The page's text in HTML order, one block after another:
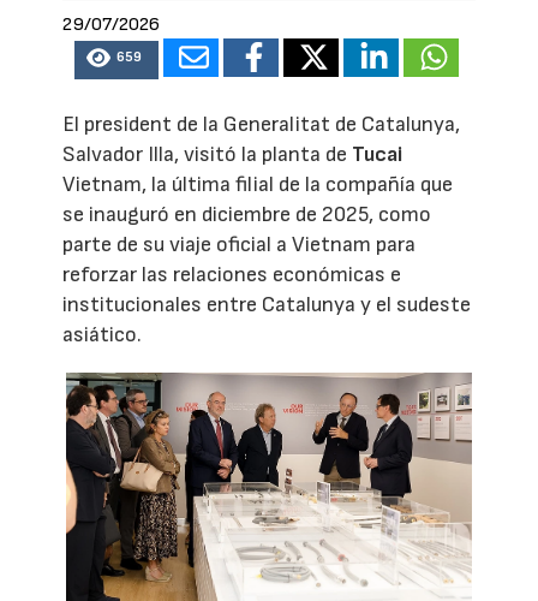
29/07/2026
659
El president de la Generalitat de Catalunya,
Salvador Illa, visitó la planta de Tucai
Vietnam, la última filial de la compañía que
se inauguró en diciembre de 2025, como
parte de su viaje oficial a Vietnam para
reforzar las relaciones económicas e
institucionales entre Catalunya y el sudeste
asiático.